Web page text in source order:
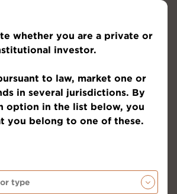
whether you are a private or
investor.
to law, market one or
in several jurisdictions. By
option in the list below, you
you belong to one of these.